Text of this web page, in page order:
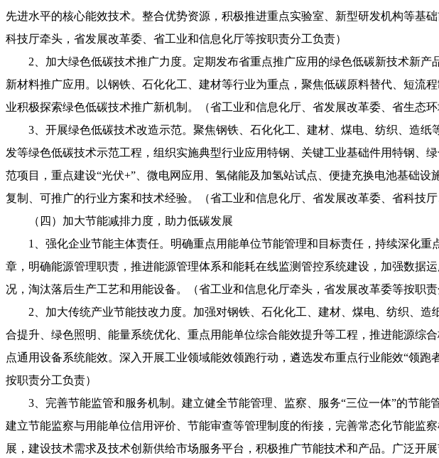
先进水平的核心能效技术。整合优势资源，积极推进重点实验室、新型研发机构等基
科技厅牵头，省发展改革委、省工业和信息化厅等按职责分工负责）
2、加大绿色低碳技术推广力度。定期发布省重点推广应用的绿色低碳新技术新
新材料推广应用。以钢铁、石化化工、建材等行业为重点，聚焦低碳原料替代、短流
业积极探索绿色低碳技术推广新机制。（省工业和信息化厅、省发展改革委、省生态
3、开展绿色低碳技术改造示范。聚焦钢铁、石化化工、建材、煤电、纺织、造
发等绿色低碳技术示范工程，组织实施典型行业应用特钢、关键工业基础件用特钢、
范项目，重点建设“光伏+”、微电网应用、氢储能及加氢站试点、便捷充换电池基础
复制、可推广的行业方案和技术经验。（省工业和信息化厅、省发展改革委、省科技
（四）加大节能减排力度，助力低碳发展
1、强化企业节能主体责任。明确重点用能单位节能管理和目标责任，持续深化
章，明确能源管理职责，推进能源管理体系和能耗在线监测管控系统建设，加强数据
况，淘汰落后生产工艺和用能设备。（省工业和信息化厅牵头，省发展改革委等按职责
2、加大传统产业节能技改力度。加强对钢铁、石化化工、建材、煤电、纺织、
合提升、绿色照明、能量系统优化、重点用能单位综合能效提升等工程，推进能源综
点通用设备系统能效。深入开展工业领域能效领跑行动，遴选发布重点行业能效“领
按职责分工负责）
3、完善节能监管和服务机制。建立健全节能管理、监察、服务“三位一体”的节
建立节能监察与用能单位信用评价、节能审查等管理制度的衔接，完善常态化节能监
展，建设技术需求及技术创新供给市场服务平台，积极推广节能技术和产品。广泛开